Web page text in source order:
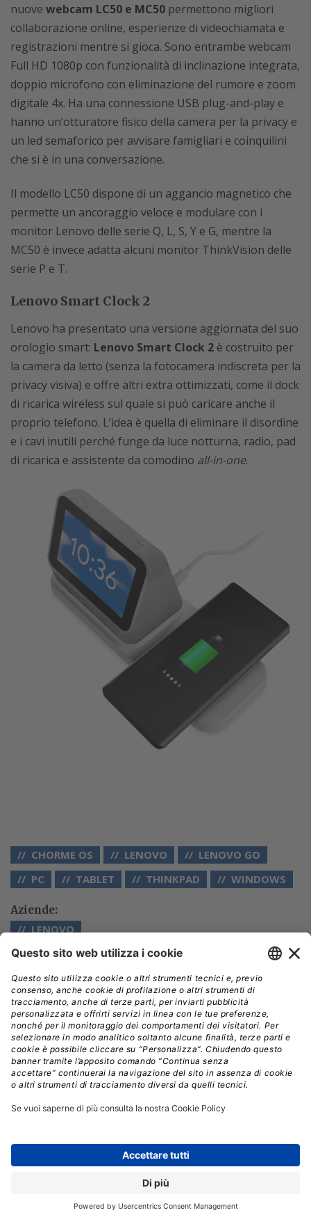
nuove webcam LC50 e MC50 permettono migliori
collaborazione online, esperienze di videochiamata e
registrazioni mentre si gioca. Sono entrambe webcam
Full HD 1080p con funzionalità di inclinazione integrata,
doppio microfono con eliminazione del rumore e zoom
digitale 4x. Ha una connessione USB plug-and-play e
hanno un’otturatore fisico della camera per la privacy e
un led semaforico per avvisare famigliari e coinquilini
che si è in una conversazione.
Il modello LC50 dispone di un aggancio magnetico che
permette un ancoraggio veloce e modulare con i
monitor Lenovo delle serie Q, L, S, Y e G, mentre la
MC50 è invece adatta alcuni monitor ThinkVision delle
serie P e T.
Lenovo Smart Clock 2
Lenovo ha presentato una versione aggiornata del suo
orologio smart: Lenovo Smart Clock 2 è costruito per
la camera da letto (senza la fotocamera indiscreta per la
privacy visiva) e offre altri extra ottimizzati, come il dock
di ricarica wireless sul quale si può caricare anche il
proprio telefono. L’idea è quella di eliminare il disordine
e i cavi inutili perché funge da luce notturna, radio, pad
di ricarica e assistente da comodino all-in-one.
CHORME OS LENOVO
LENOVO GO
PC
TABLET THINKPAD WINDOWS
Aziende:
LENOVO
CONDIVIDI:
Intel: Infrastructure Processing Unit per
data center più gestibili ed efficienti